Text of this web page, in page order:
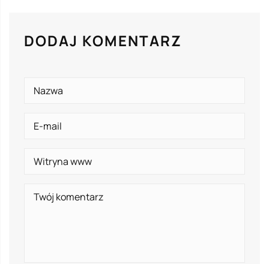
DODAJ KOMENTARZ